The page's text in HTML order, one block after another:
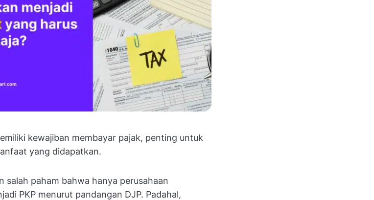
kewajiban membayar pajak, penting untuk
yang didapatkan.
salah paham bahwa hanya perusahaan
PKP menurut pandangan DJP. Padahal,